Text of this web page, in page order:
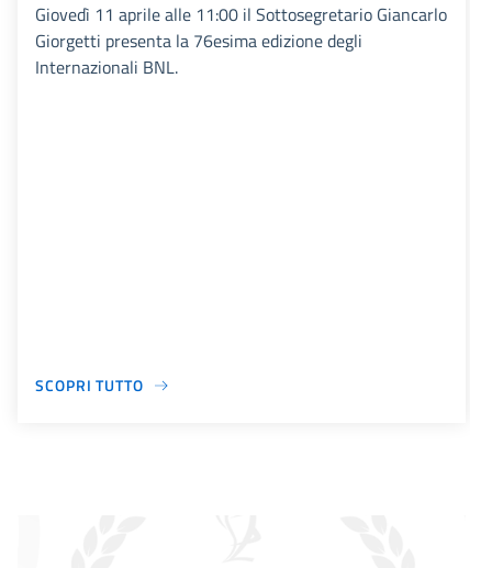
Giovedì 11 aprile alle 11:00 il Sottosegretario Giancarlo
Giorgetti presenta la 76esima edizione degli
Internazionali BNL.
SCOPRI TUTTO